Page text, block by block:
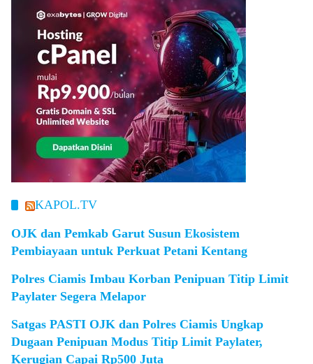
KAPOL.TV
OJK dan Pemkab Garut Susun Ekosistem
Pembiayaan untuk Perkuat Petani Kentang
Polres Ciamis Imbau Korban Penipuan Titip Limit
Paylater Segera Melapor
Satgas PASTI OJK dan Polres Ciamis Ungkap
Dugaan Penipuan Modus Titip Limit Paylater,
Kerugian Capai Rp500 Juta